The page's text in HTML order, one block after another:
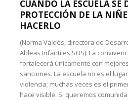
CUANDO LA ESCUELA SE
PROTECCIÓN DE LA
HACERLO
(Norma Valdés, directora de
Aldeas Infantiles SOS): La
fortalecerá únicamente con
sanciones. La escuela no es el
violencia; muchas veces es el
hace visible. Si queremos